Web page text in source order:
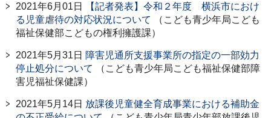
2021年6月01日
【記者発表】令和２年度 横浜市におけ
る児童虐待の対応状況について
（こども青少年局こども
福祉保健部こどもの権利擁護課）
2021年5月31日 障害児通所支援事業所の指定の一部効力
停止処分について
（こども青少年局こども福祉保健部障
害児福祉保健課）
2021年5月14日 放課後児童健全育成事業における補助金